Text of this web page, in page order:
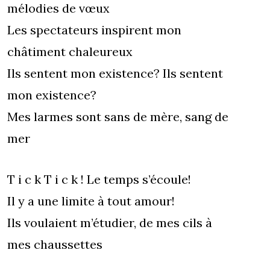
mélodies de vœux
Les spectateurs inspirent mon
châtiment chaleureux
Ils sentent mon existence? Ils sentent
mon existence?
Mes larmes sont sans de mère, sang de
mer
T i c k T i c k ! Le temps s’écoule!
Il y a une limite à tout amour!
Ils voulaient m’étudier, de mes cils à
mes chaussettes